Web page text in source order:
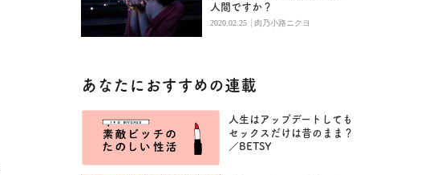
人間ですか？
2020.02.25 | 肉乃小路ニクヨ
あなたにおすすめの連載
人生はアップデートしても
セックスだけは昔のまま？
／BETSY